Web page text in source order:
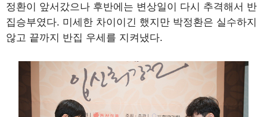
정환이 앞서갔으나 후반에는 변상일이 다시 추격해서 반
집승부였다. 미세한 차이이긴 했지만 박정환은 실수하지
않고 끝까지 반집 우세를 지켜냈다.